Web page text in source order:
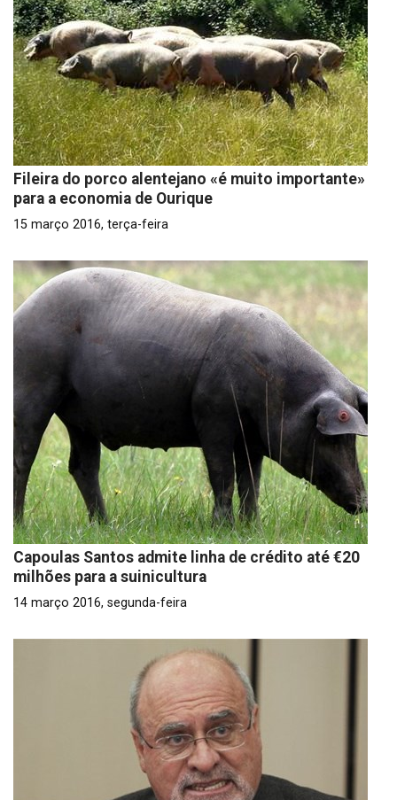
Fileira do porco alentejano «é muito importante»
para a economia de Ourique
15 março 2016, terça-feira
Capoulas Santos admite linha de crédito até €20
milhões para a suinicultura
14 março 2016, segunda-feira